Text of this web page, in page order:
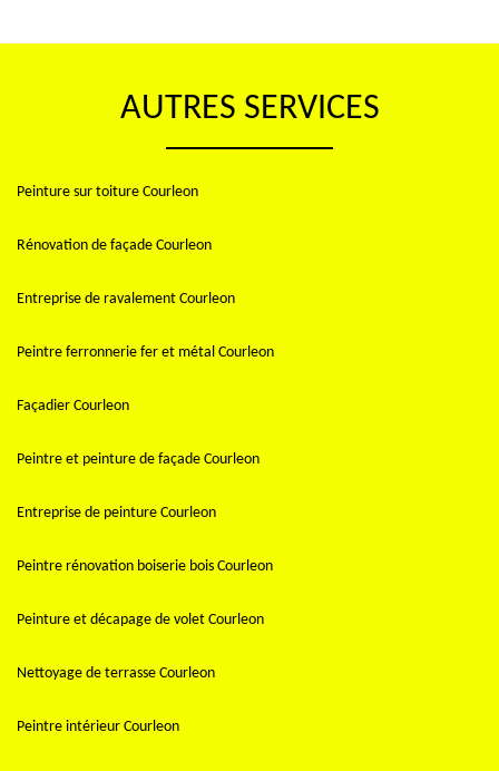
AUTRES SERVICES
Peinture sur toiture Courleon
Rénovation de façade Courleon
Entreprise de ravalement Courleon
Peintre ferronnerie fer et métal Courleon
Façadier Courleon
Peintre et peinture de façade Courleon
Entreprise de peinture Courleon
Peintre rénovation boiserie bois Courleon
Peinture et décapage de volet Courleon
Nettoyage de terrasse Courleon
Peintre intérieur Courleon